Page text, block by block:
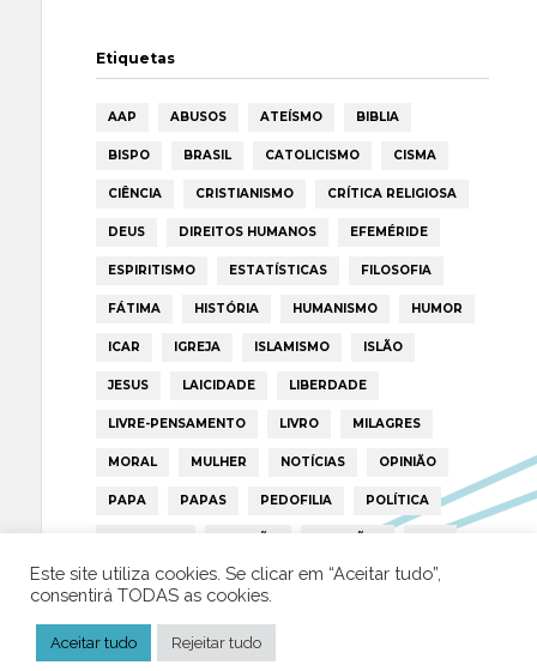
Etiquetas
AAP ABUSOS ATEÍSMO BIBLIA
BISPO BRASIL CATOLICISMO CISMA
CIÊNCIA CRISTIANISMO CRÍTICA RELIGIOSA
DEUS DIREITOS HUMANOS EFEMÉRIDE
ESPIRITISMO ESTATÍSTICAS FILOSOFIA
FÁTIMA HISTÓRIA HUMANISMO HUMOR
ICAR IGREJA ISLAMISMO ISLÃO
JESUS LAICIDADE LIBERDADE
LIVRE-PENSAMENTO LIVRO MILAGRES
MORAL MULHER NOTÍCIAS OPINIÃO
PAPA PAPAS PEDOFILIA POLÍTICA
PORTUGAL RELIGIÃO RELIGIÕES RTP
TRUMP VATICANO
Este site utiliza cookies. Se clicar em “Aceitar tudo”,
consentirá TODAS as cookies.
Aceitar tudo Rejeitar tudo